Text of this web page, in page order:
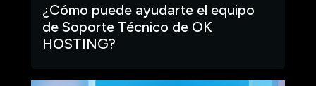
¿Cómo puede ayudarte el equipo
de Soporte Técnico de OK
HOSTING?